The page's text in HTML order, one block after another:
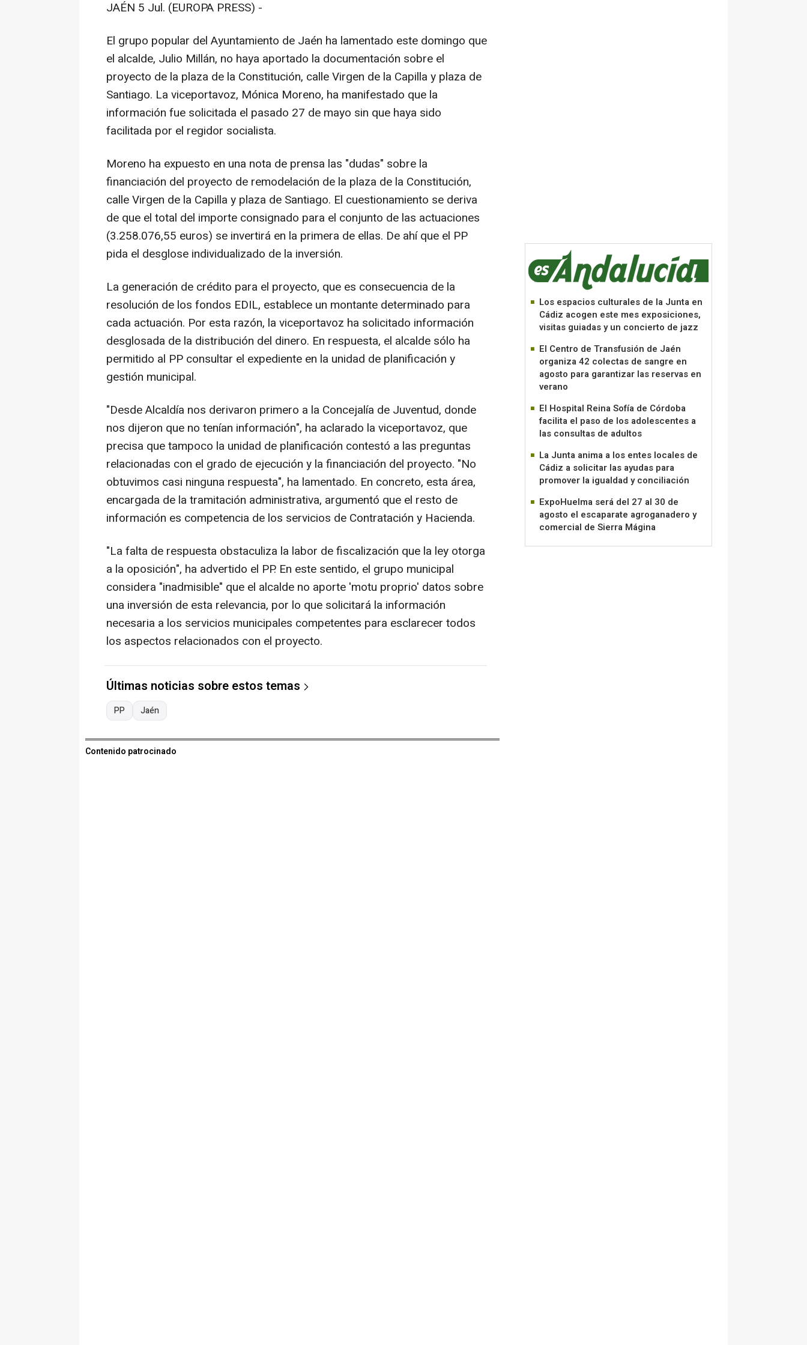
JAÉN 5 Jul. (EUROPA PRESS) -
El grupo popular del Ayuntamiento de Jaén ha lamentado este domingo que
el alcalde, Julio Millán, no haya aportado la documentación sobre el
proyecto de la plaza de la Constitución, calle Virgen de la Capilla y plaza de
Santiago. La viceportavoz, Mónica Moreno, ha manifestado que la
información fue solicitada el pasado 27 de mayo sin que haya sido
facilitada por el regidor socialista.
Moreno ha expuesto en una nota de prensa las "dudas" sobre la
financiación del proyecto de remodelación de la plaza de la Constitución,
calle Virgen de la Capilla y plaza de Santiago. El cuestionamiento se deriva
de que el total del importe consignado para el conjunto de las actuaciones
(3.258.076,55 euros) se invertirá en la primera de ellas. De ahí que el PP
pida el desglose individualizado de la inversión.
La generación de crédito para el proyecto, que es consecuencia de la
resolución de los fondos EDIL, establece un montante determinado para
cada actuación. Por esta razón, la viceportavoz ha solicitado información
desglosada de la distribución del dinero. En respuesta, el alcalde sólo ha
permitido al PP consultar el expediente en la unidad de planificación y
gestión municipal.
"Desde Alcaldía nos derivaron primero a la Concejalía de Juventud, donde
nos dijeron que no tenían información", ha aclarado la viceportavoz, que
precisa que tampoco la unidad de planificación contestó a las preguntas
relacionadas con el grado de ejecución y la financiación del proyecto. "No
obtuvimos casi ninguna respuesta", ha lamentado. En concreto, esta área,
encargada de la tramitación administrativa, argumentó que el resto de
información es competencia de los servicios de Contratación y Hacienda.
"La falta de respuesta obstaculiza la labor de fiscalización que la ley otorga
a la oposición", ha advertido el PP. En este sentido, el grupo municipal
considera "inadmisible" que el alcalde no aporte 'motu proprio' datos sobre
una inversión de esta relevancia, por lo que solicitará la información
necesaria a los servicios municipales competentes para esclarecer todos
los aspectos relacionados con el proyecto.
Últimas noticias sobre estos temas
PP Jaén
Contenido patrocinado
Los espacios culturales de la Junta en
Cádiz acogen este mes exposiciones,
visitas guiadas y un concierto de jazz
El Centro de Transfusión de Jaén
organiza 42 colectas de sangre en
agosto para garantizar las reservas en
verano
El Hospital Reina Sofía de Córdoba
facilita el paso de los adolescentes a
las consultas de adultos
La Junta anima a los entes locales de
Cádiz a solicitar las ayudas para
promover la igualdad y conciliación
ExpoHuelma será del 27 al 30 de
agosto el escaparate agroganadero y
comercial de Sierra Mágina